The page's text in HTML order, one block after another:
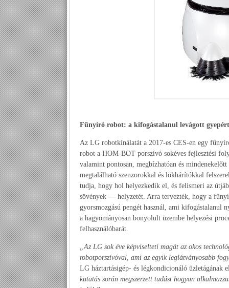
Fűnyíró robot: a kifogástalanul levágott gyepért
Az LG robotkínálatát a 2017-es CES-en egy
robot a HOM-BOT porszívó sokéves fejlesztési
valamint pontosan, megbízhatóan és
megtalálható szenzorokkal és lökhárítókkal
tudja, hogy hol helyezkedik el, és felismeri az
sövények — helyzetét. Arra tervezték, hogy a
gyorsmozgású pengét használ, ami kifogástalanul
a hagyományosan bonyolult üzembe helyezési
felhasználóbarát.
„Az LG sok éve képviselteti magát az okos
robotporszívóval, ami az egyik leglátványosabb
LG háztartásigép- és légkondicionáló üzletágának
kutatás során megszerzett tudást hogyan